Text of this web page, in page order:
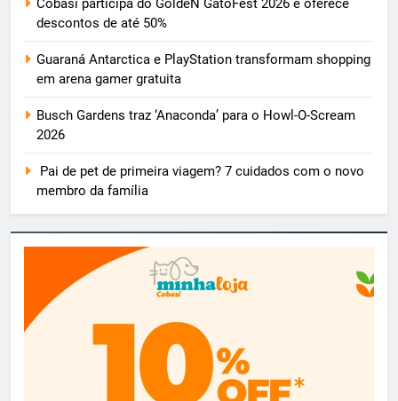
descontos de até 50%
Guaraná Antarctica e PlayStation transformam shopping
em arena gamer gratuita
Busch Gardens traz ‘Anaconda’ para o Howl-O-Scream
2026
Pai de pet de primeira viagem? 7 cuidados com o novo
membro da família